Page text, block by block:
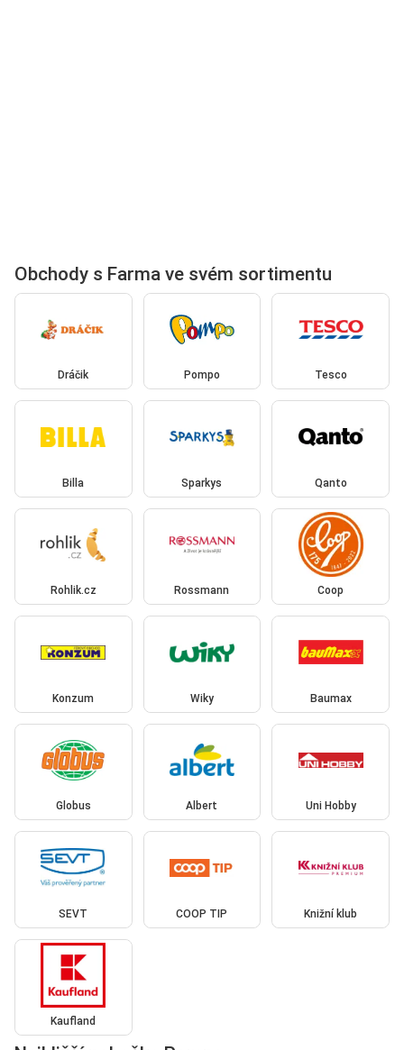
Obchody s Farma ve svém sortimentu
Dráčik Pompo Tesco
Billa Sparkys Qanto
Rohlik.cz Rossmann Coop
Konzum Wiky Baumax
Globus Albert Uni Hobby
SEVT COOP TIP Knižní klub
Kaufland